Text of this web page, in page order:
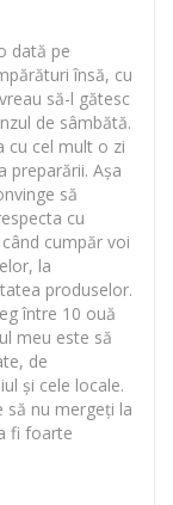
dată pe
însă, cu
să-l gătesc
de sâmbătă.
cu cel mult o zi
preparării. Așa
să
cu
cumpăr voi
la
produselor.
între 10 ouă
meu este să
de
și cele locale.
să nu mergeți la
fi foarte